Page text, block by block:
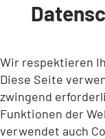
INHALT
Wir respektieren
Diese Seite
zwingend
Funktionen der
verwendet auch